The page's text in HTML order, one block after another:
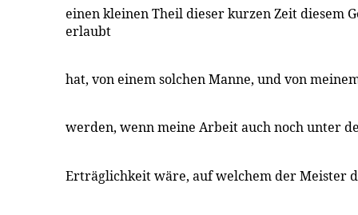
einen kleinen Theil dieser kurzen Zeit diesem
erlaubt
hat, von einem solchen Manne, und von
werden, wenn meine Arbeit auch noch unter
Erträglichkeit wäre, auf welchem der Meister